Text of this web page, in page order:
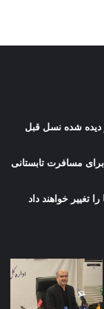
واقعیت
غیره متصور